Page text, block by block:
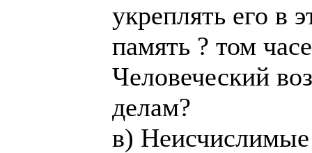
укреплять его в
память ? том
Человеческий
делам?
в)